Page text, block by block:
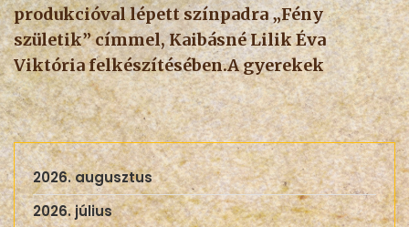
produkcióval lépett színpadra „Fény
születik” címmel, Kaibásné Lilik Éva
Viktória felkészítésében.A gyerekek
2026. augusztus
2026. július